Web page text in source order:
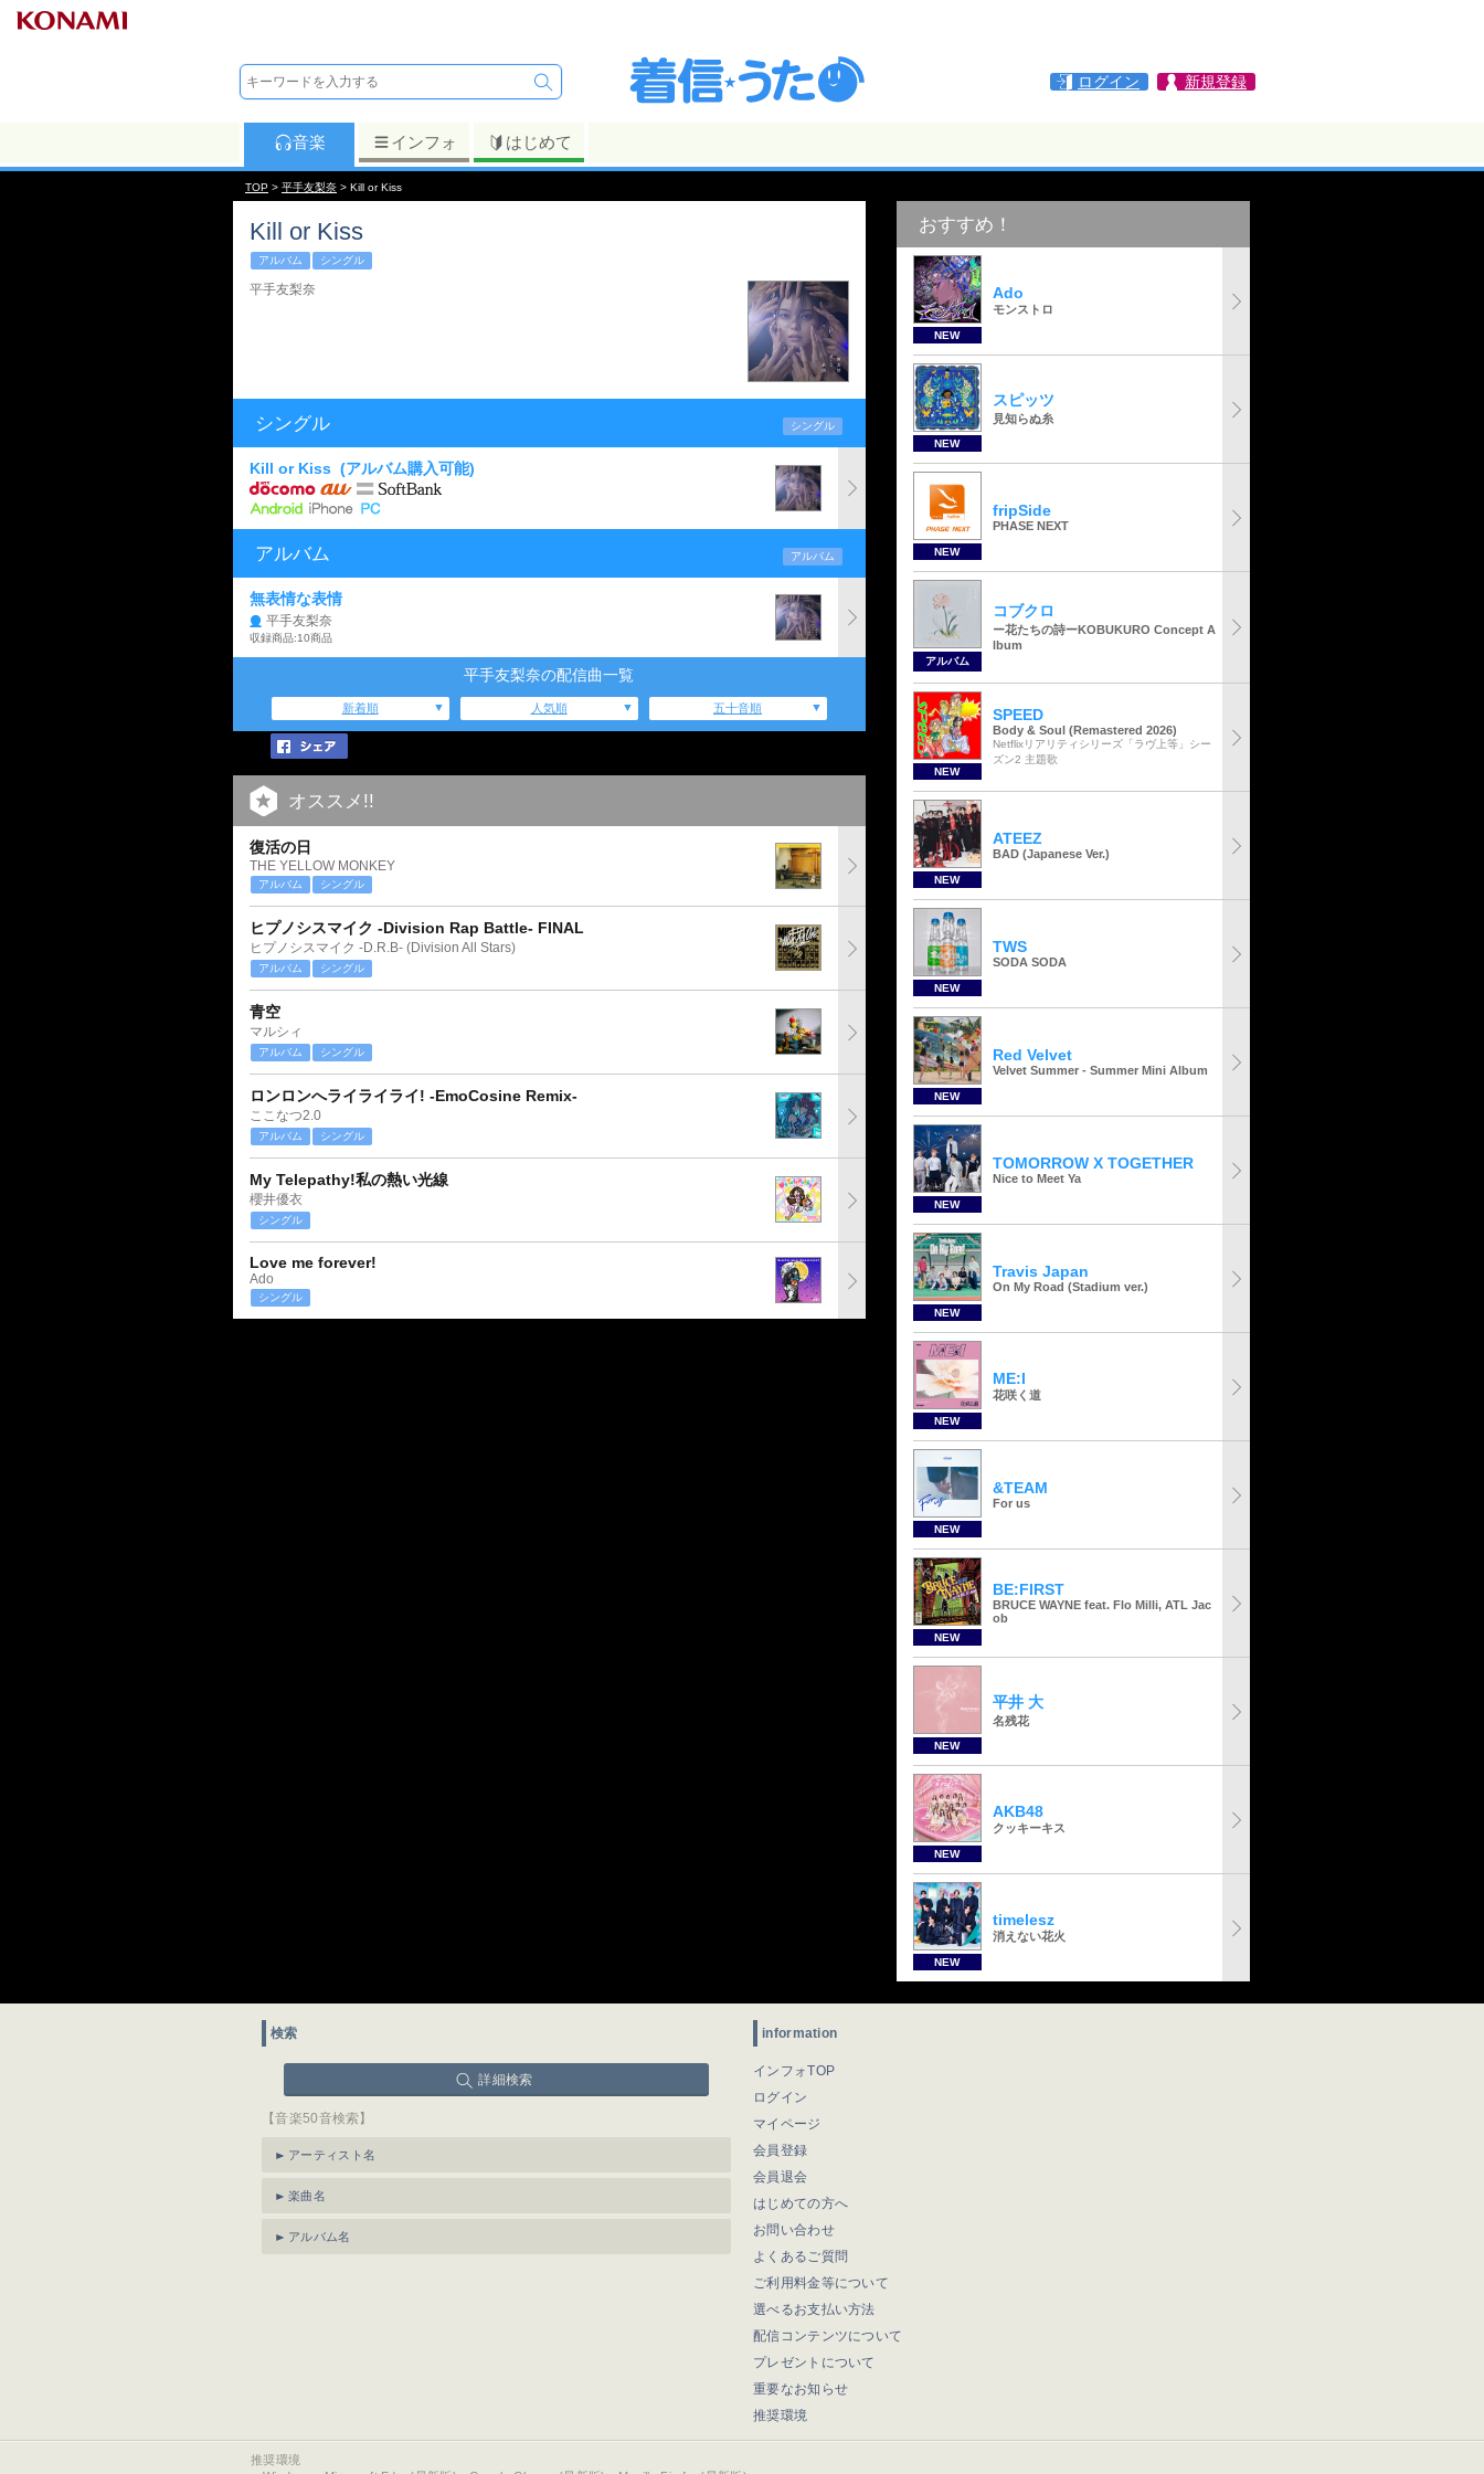
ログイン 新規登録
音楽 インフォ はじめて
TOP > 平手友梨奈 > Kill or Kiss
Kill or Kiss
アルバム シングル
平手友梨奈
シングル シングル
Kill or Kiss (アルバム購入可能)
アルバム アルバム
無表情な表情
平手友梨奈
収録商品:10商品
平手友梨奈の配信曲一覧
新着順 人気順 五十音順
オススメ!!
復活の日
THE YELLOW MONKEY
アルバム シングル
ヒプノシスマイク -Division Rap Battle- FINAL
ヒプノシスマイク -D.R.B- (Division All Stars)
アルバム シングル
青空
マルシィ
アルバム シングル
ロンロンへライライライ! -EmoCosine Remix-
ここなつ2.0
アルバム シングル
My Telepathy!私の熱い光線
櫻井優衣
シングル
Love me forever!
Ado
シングル
おすすめ！
NEW
Ado
モンストロ
NEW
スピッツ
見知らぬ糸
NEW
fripSide
PHASE NEXT
アルバム
コブクロ
ー花たちの詩ーKOBUKURO Concept A
lbum
NEW
SPEED
Body & Soul (Remastered 2026)
Netflixリアリティシリーズ「ラヴ上等」シー
ズン2 主題歌
NEW
ATEEZ
BAD (Japanese Ver.)
NEW
TWS
SODA SODA
NEW
Red Velvet
Velvet Summer - Summer Mini Album
NEW
TOMORROW X TOGETHER
Nice to Meet Ya
NEW
Travis Japan
On My Road (Stadium ver.)
NEW
ME:I
花咲く道
NEW
&TEAM
For us
NEW
BE:FIRST
BRUCE WAYNE feat. Flo Milli, ATL Jac
ob
NEW
平井 大
名残花
NEW
AKB48
クッキーキス
NEW
timelesz
消えない花火
検索
詳細検索
【音楽50音検索】
アーティスト名
楽曲名
アルバム名
information
インフォTOP
ログイン
マイページ
会員登録
会員退会
はじめての方へ
お問い合わせ
よくあるご質問
ご利用料金等について
選べるお支払い方法
配信コンテンツについて
プレゼントについて
重要なお知らせ
推奨環境
推奨環境